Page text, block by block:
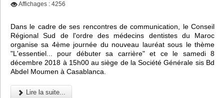
Affichages : 4256
Dans le cadre de ses rencontres de communication, le Conseil
Régional Sud de l'ordre des médecins dentistes du Maroc
organise sa 4ème journée du nouveau lauréat sous le thème
"L'essentiel... pour débuter sa carrière" et ce le samedi 8
décembre 2018 à 15h00 au siège de la Société Générale sis Bd
Abdel Moumen à Casablanca.
Lire la suite...